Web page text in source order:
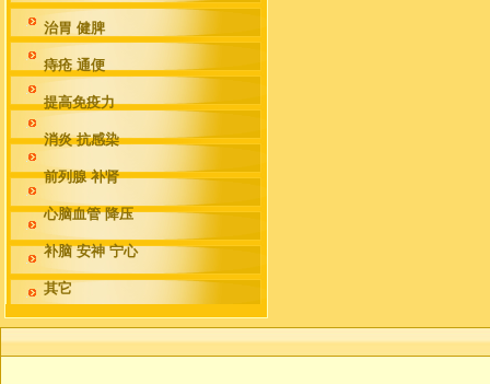
治胃 健脾
痔疮 通便
提高免疫力
消炎 抗感染
前列腺 补肾
心脑血管 降压
补脑 安神 宁心
其它